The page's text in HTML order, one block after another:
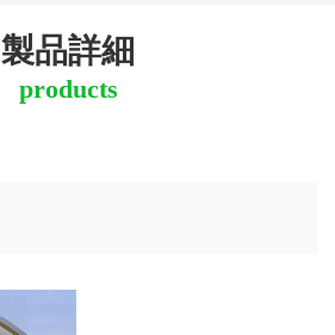
製品詳細
products